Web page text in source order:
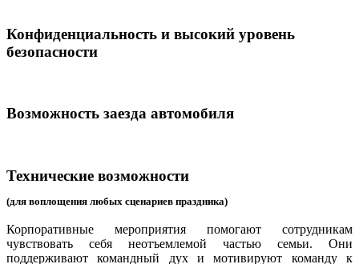
Конфиденциальность и высокий уровень
безопасности
Возможность заезда автомобиля
Технические возможности
(для воплощения любых сценариев праздника)
Корпоративные мероприятия помогают сотрудникам
чувствовать себя неотъемлемой частью семьи. Они
поддерживают командный дух и мотивируют команду к